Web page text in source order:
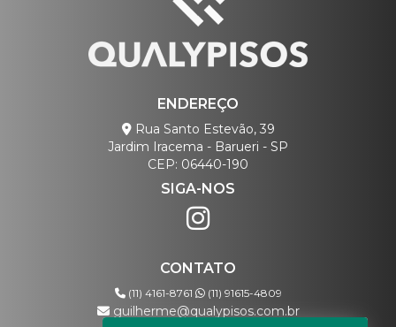
ENDEREÇO
Rua Santo Estevão, 39
Jardim Iracema - Barueri - SP
CEP: 06440-190
SIGA-NOS
CONTATO
(11) 4161-8761 (11) 91615-4809
guilherme@qualypisos.com.br